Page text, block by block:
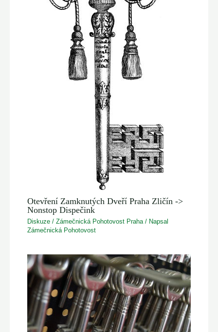
Otevření Zamknutých Dveří Praha Zličín ->
Nonstop Dispečink
Diskuze /Zámečnická Pohotovost Praha/ Napsal
Zámečnická Pohotovost